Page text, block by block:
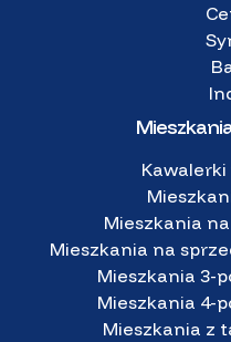
Mieszkania
Mieszkania na
Mieszkania 3-
Mieszkania 4-
Mieszkania z